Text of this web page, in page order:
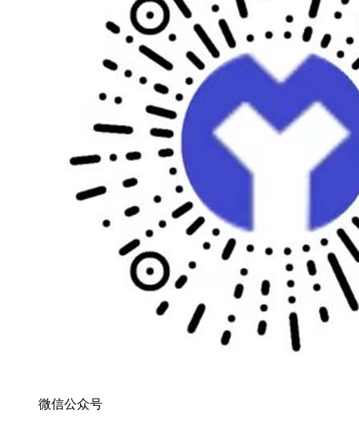
微信公众号